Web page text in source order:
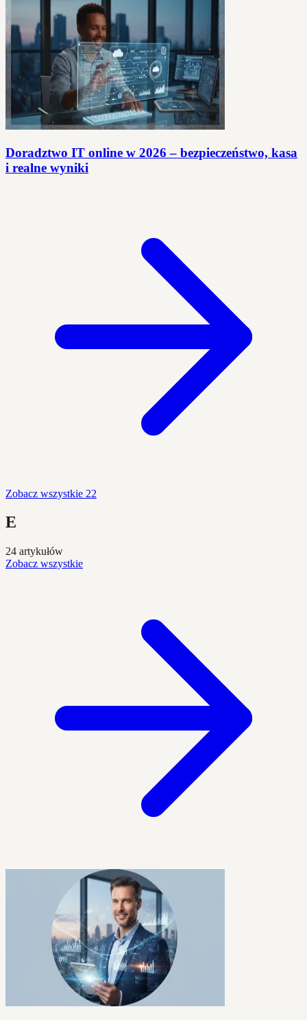
Doradztwo IT online w 2026 – bezpieczeństwo, kasa
i realne wyniki
Zobacz wszystkie 22
E
24 artykułów
Zobacz wszystkie